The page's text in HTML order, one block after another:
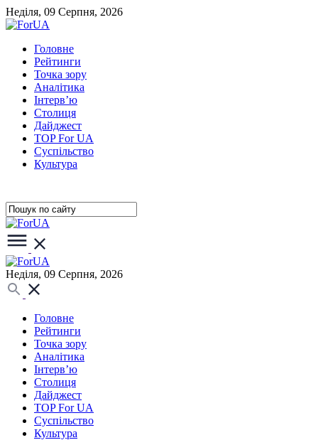
Неділя, 09 Серпня, 2026
Головне
Рейтинги
Точка зору
Аналітика
Інтерв’ю
Столиця
Дайджест
TOP For UA
Суспiльство
Культура
Неділя, 09 Серпня, 2026
Головне
Рейтинги
Точка зору
Аналітика
Інтерв’ю
Столиця
Дайджест
TOP For UA
Суспiльство
Культура